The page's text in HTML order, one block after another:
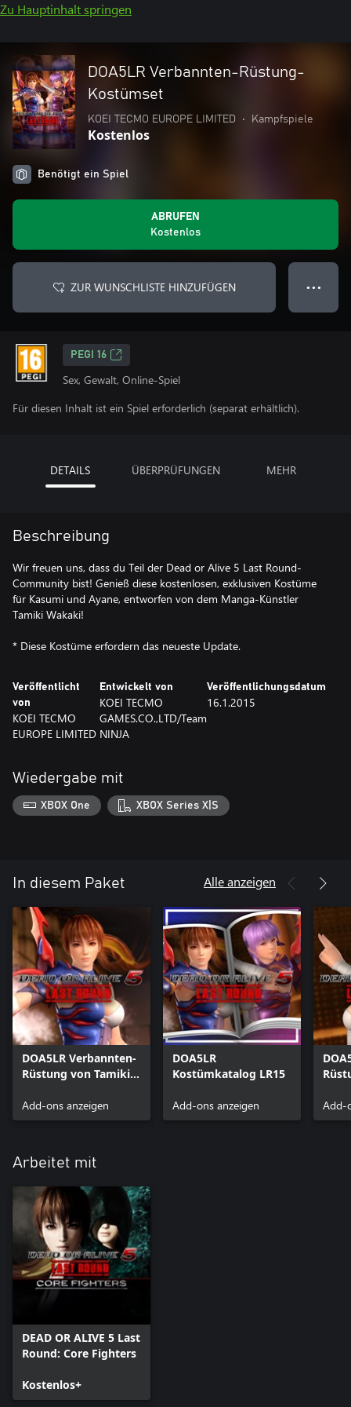
Zu Hauptinhalt springen
DOA5LR Verbannten-Rüstung-
Kostümset
KOEI TECMO EUROPE LIMITED • Kampfspiele
Kostenlos
Benötigt ein Spiel
ABRUFEN
Kostenlos
ZUR WUNSCHLISTE HINZUFÜGEN ● ● ●
PEGI 16
Sex, Gewalt, Online-Spiel
Für diesen Inhalt ist ein Spiel erforderlich (separat erhältlich).
DETAILS ÜBERPRÜFUNGEN MEHR
Beschreibung
Wir freuen uns, dass du Teil der Dead or Alive 5 Last Round-
Community bist! Genieß diese kostenlosen, exklusiven Kostüme
für Kasumi und Ayane, entworfen von dem Manga-Künstler
Tamiki Wakaki!
* Diese Kostüme erfordern das neueste Update.
Veröffentlicht
von
KOEI TECMO
EUROPE LIMITED
Entwickelt von
KOEI TECMO
GAMES.CO.,LTD/Team
NINJA
Veröffentlichungsdatum
16.1.2015
Wiedergabe mit
XBOX One XBOX Series X|S
In diesem Paket Alle anzeigen
DOA5LR Verbannten-
Rüstung von Tamiki
Add-ons anzeigen
DOA5LR
Kostümkatalog LR15
Add-ons anzeigen
Add-
Arbeitet mit
DEAD OR ALIVE 5 Last
Round: Core Fighters
Kostenlos+